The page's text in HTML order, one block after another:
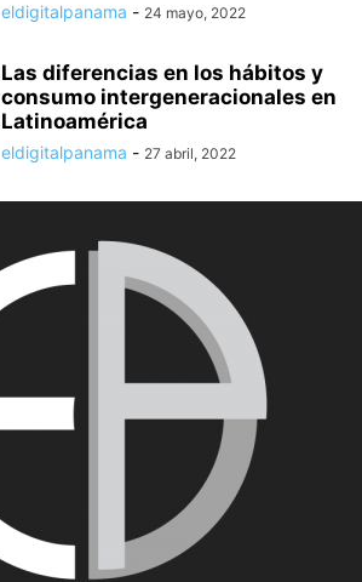
eldigitalpanama - 24 mayo, 2022
Las diferencias en los hábitos y
consumo intergeneracionales en
Latinoamérica
eldigitalpanama - 27 abril, 2022